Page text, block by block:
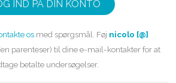
IND PÅ DIN KONTO
osmed spørgsmål. Føj nicolo [@]
parenteser) til dine e-mail-kontakter for at
betalte undersøgelser.